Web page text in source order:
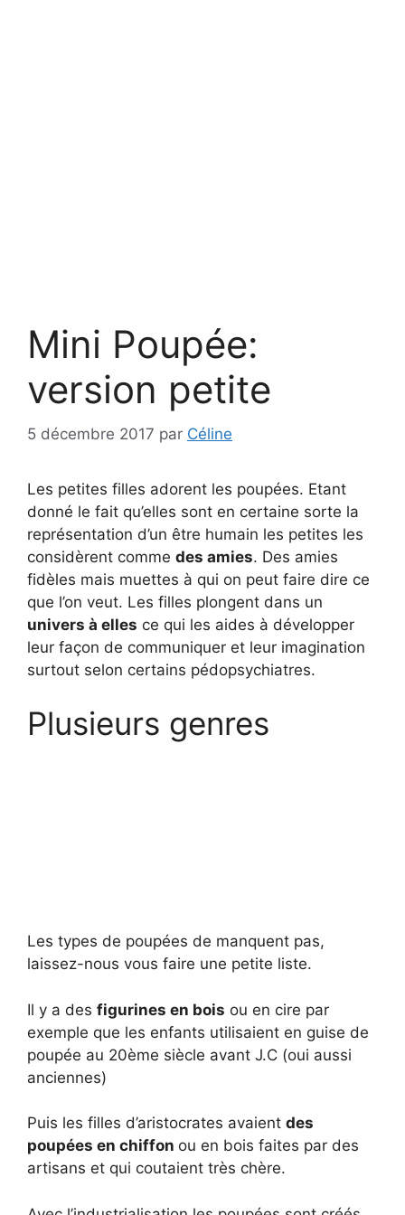
Mini Poupée:
version petite
5 décembre 2017 par Céline
Les petites filles adorent les poupées. Etant
donné le fait qu’elles sont en certaine sorte la
représentation d’un être humain les petites les
considèrent comme des amies. Des amies
fidèles mais muettes à qui on peut faire dire ce
que l’on veut. Les filles plongent dans un
univers à elles ce qui les aides à développer
leur façon de communiquer et leur imagination
surtout selon certains pédopsychiatres.
Plusieurs genres
Les types de poupées de manquent pas,
laissez-nous vous faire une petite liste.
Il y a des figurines en bois ou en cire par
exemple que les enfants utilisaient en guise de
poupée au 20ème siècle avant J.C (oui aussi
anciennes)
Puis les filles d’aristocrates avaient des
poupées en chiffon ou en bois faites par des
artisans et qui coutaient très chère.